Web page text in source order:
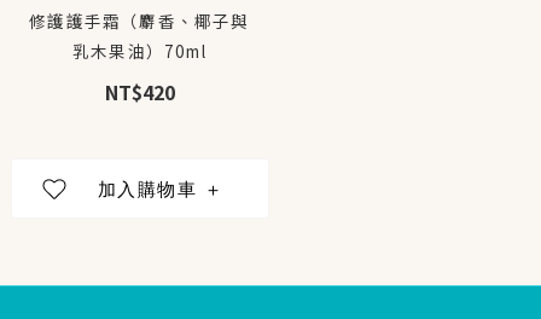
修護護手霜（麝香、椰子與
乳木果油）70ml
NT$420